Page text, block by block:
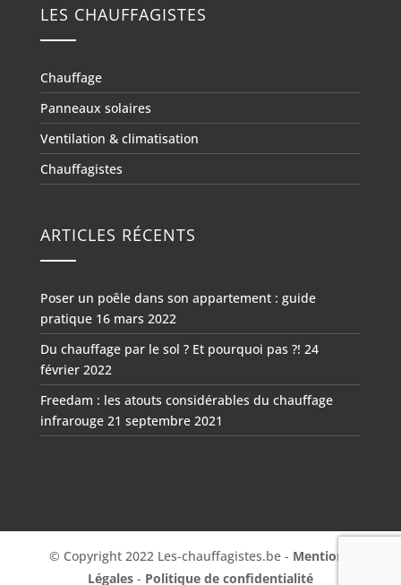
LES CHAUFFAGISTES
Chauffage
Panneaux solaires
Ventilation & climatisation
Chauffagistes
ARTICLES RÉCENTS
Poser un poêle dans son appartement : guide
pratique 16 mars 2022
Du chauffage par le sol ? Et pourquoi pas ?! 24
février 2022
Freedam : les atouts considérables du chauffage
infrarouge 21 septembre 2021
© Copyright 2022 Les-chauffagistes.be - Mentions
Légales- Politique de confidentialité